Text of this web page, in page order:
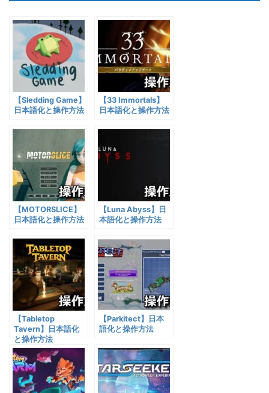
【Sledding Game】
日本語化と操作方法
【33 Immortals】
日本語化と操作方法
【MOTORSLICE】
日本語化と操作方法
【Luna Abyss】日
本語化と操作方法
【Tabletop
Tavern】日本語化
と操作方法
【Parkitect】日本
語化と操作方法